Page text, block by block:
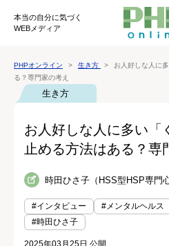
本当の自分に気づく
WEBメディア
PHPオンライン 生き方
お人好しな人に
る？専門家の考え
生き方
お人好しな人に多い
止める方法はある？専
時田ひさ子（HSS型HSP専門
#インタビュー #メンタルヘルス
#時田ひさ子
2025年03月25日 公開